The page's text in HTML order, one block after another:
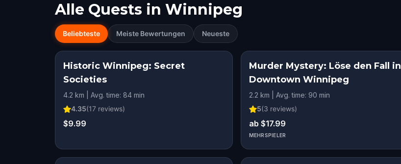
Alle Quests in Winnipeg
Beliebteste Meiste Bewertungen Neueste
Historic Winnipeg: Secret
Societies
4.2 km | Avg. time: 84 min
4.35(17 reviews)
$9.99
Murder Mystery: Löse den Fall in
Downtown Winnipeg
2.2 km | Avg. time: 90 min
5(3 reviews)
ab $17.99
MEHRSPIELER